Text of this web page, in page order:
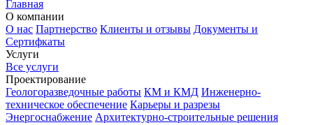
Главная
О компании
О нас Партнерство Клиенты и отзывы Документы и
Сертифкаты
Услуги
Все услуги
Проектирование
Геологоразведочные работы КМ и КМД Инженерно-
техническое обеспечение Карьеры и разрезы
Энергоснабжение Архитектурно-строительные решения